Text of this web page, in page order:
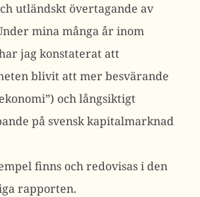
utländskt övertagande av
mina många år inom
jag konstaterat att
blivit att mer besvärande
och långsiktigt
på svensk kapitalmarknad
finns och redovisas i den
rapporten.